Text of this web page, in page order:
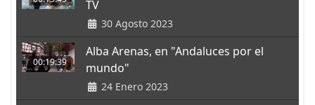
TV
30 Agosto 2023
00:19:39
Alba Arenas, en "Andaluces por el
mundo"
24 Enero 2023